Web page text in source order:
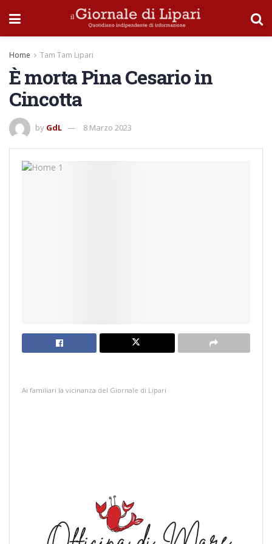
Home Tam Tam Lipari
È morta Pina Cesario in
Cincotta
by GdL 8 Marzo 2023
Ai familiari la vicinanza del Giornale di Lipari